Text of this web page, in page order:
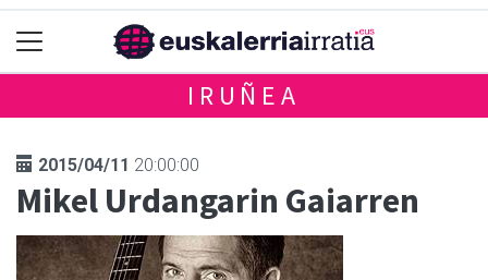
IRUÑEA
2015/04/11 20:00:00
Mikel Urdangarin Gaiarren